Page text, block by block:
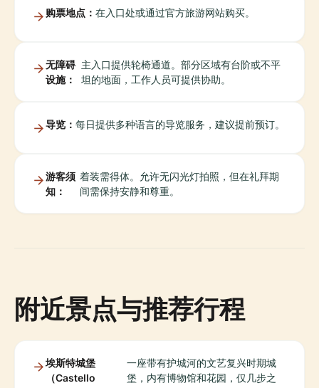
购票地点： 在入口处或通过官方旅游网站购买。
无障碍
设施：
主入口提供轮椅通道。部分区域有台阶或不平
坦的地面，工作人员可提供协助。
导览： 每日提供多种语言的导览服务，建议提前预订。
游客须
知：
着装需得体。允许无闪光灯拍照，但在礼拜期
间需保持安静和尊重。
附近景点与推荐行程
埃斯特城堡
（Castello
一座带有护城河的文艺复兴时期城
堡，内有博物馆和花园，仅几步之